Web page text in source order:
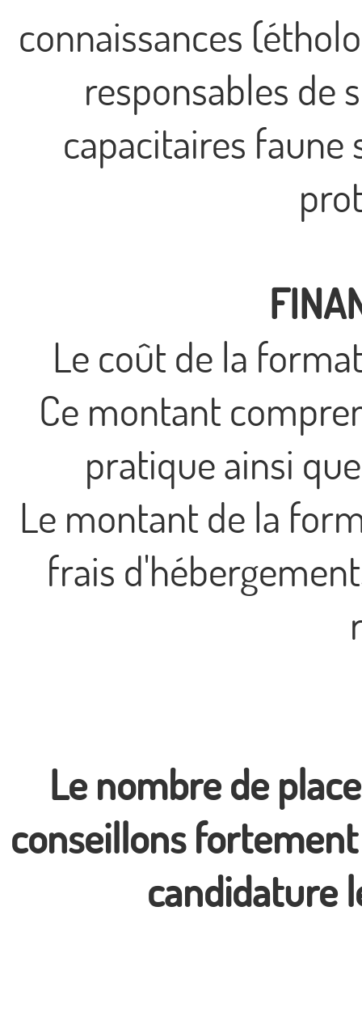
connaissances
responsables de
capacitaires faune
Le coût de la
Ce montant
pratique ainsi
Le montant de la
frais
Le nombre de
conseillons
candidature